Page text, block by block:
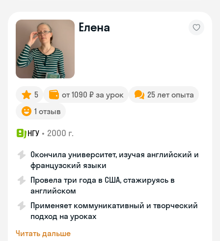
Елена
5 от 1090 ₽ за урок
25 лет опыта
1 отзыв
НГУ • 2000 г.
Окончила университет, изучая английский и
французский языки
Провела три года в США, стажируясь в
английском
Применяет коммуникативный и творческий
подход на уроках
Читать дальше